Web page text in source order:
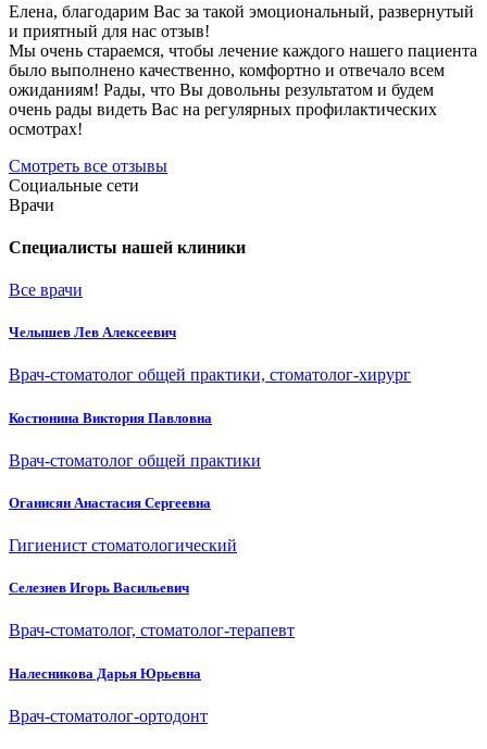
Елена, благодарим Вас за такой эмоциональный, развернутый
и приятный для нас отзыв!
Мы очень стараемся, чтобы лечение каждого нашего пациента
было выполнено качественно, комфортно и отвечало всем
ожиданиям! Рады, что Вы довольны результатом и будем
очень рады видеть Вас на регулярных профилактических
осмотрах!
Смотреть все отзывы
Социальные сети
Врачи
Специалисты нашей клиники
Все врачи
Челышев Лев Алексеевич
Врач-стоматолог общей практики, стоматолог-хирург
Костюнина Виктория Павловна
Врач-стоматолог общей практики
Оганисян Анастасия Сергеевна
Гигиенист стоматологический
Селезнев Игорь Васильевич
Врач-стоматолог, стоматолог-терапевт
Налесникова Дарья Юрьевна
Врач-стоматолог-ортодонт